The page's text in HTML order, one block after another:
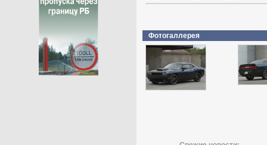
Фотогаллерея